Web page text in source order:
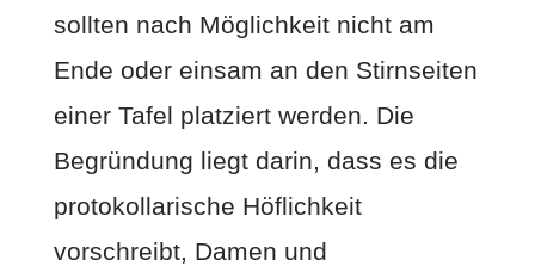
sollten nach Möglichkeit nicht am
Ende oder einsam an den Stirnseiten
einer Tafel platziert werden. Die
Begründung liegt darin, dass es die
protokollarische Höflichkeit
vorschreibt, Damen und